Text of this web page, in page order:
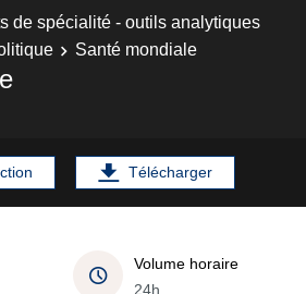
de spécialité - outils analytiques
Santé mondiale
Télécharger
Volume horaire
24h